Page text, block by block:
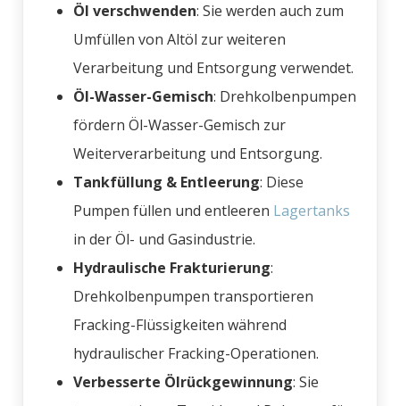
Öl verschwenden: Sie werden auch zum
Umfüllen von Altöl zur weiteren
Verarbeitung und Entsorgung verwendet.
Öl-Wasser-Gemisch: Drehkolbenpumpen
fördern Öl-Wasser-Gemisch zur
Weiterverarbeitung und Entsorgung.
Tankfüllung & Entleerung: Diese
Pumpen füllen und entleeren Lagertanks
in der Öl- und Gasindustrie.
Hydraulische Frakturierung:
Drehkolbenpumpen transportieren
Fracking-Flüssigkeiten während
hydraulischer Fracking-Operationen.
Verbesserte Ölrückgewinnung: Sie